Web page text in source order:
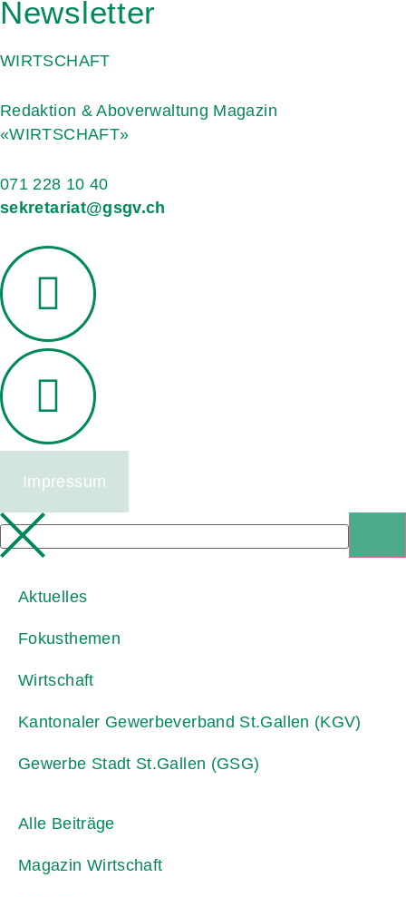
Newsletter
WIRTSCHAFT
Redaktion & Aboverwaltung Magazin
«WIRTSCHAFT»
071 228 10 40
sekretariat@gsgv.ch
Impressum
Aktuelles
Fokusthemen
Wirtschaft
Kantonaler Gewerbeverband St.Gallen (KGV)
Gewerbe Stadt St.Gallen (GSG)
Alle Beiträge
Magazin Wirtschaft